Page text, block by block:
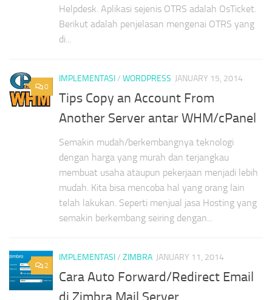
Helpdesk. Aplikasi sejenis OTRS adalah OsTicket.
Berikut adalah penjelasan mengenai OTRS yang
di...
0
IMPLEMENTASI/ WORDPRESS JANUARY 15, 2014
Tips Copy an Account From
Another Server antar WHM/cPanel
Semakin mudah/berkembangnya teknologi
dengan harga yang murah dan terjangkau
membuat usaha ataupun pekerjaan menjadi lebih
mudah. Kita bisa mencoba hal yang orang lain
telah lakukan. Seperti menjual jasa Hosting yang
semakin berkembang seiring dengan...
2
IMPLEMENTASI/ ZIMBRA JANUARY 11, 2014
Cara Auto Forward/Redirect Email